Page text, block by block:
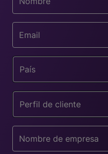
País
Perfil de cliente